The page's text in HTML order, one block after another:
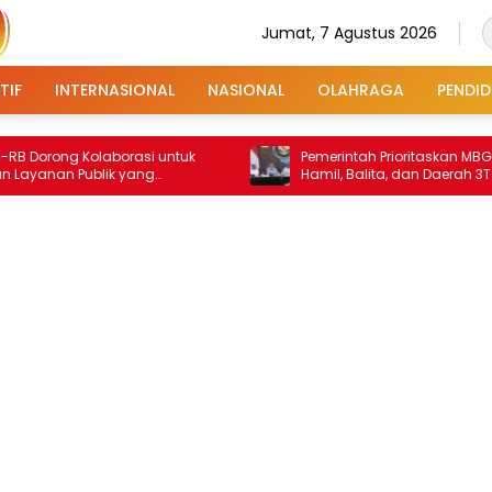
Jumat, 7 Agustus 2026
INTERNASIONAL NASIONAL OLAHRAGA
Kolaborasi untuk
Publik yang
Pemerintah Prioritaskan MBG untuk Ibu
Hamil, Balita, dan Daerah 3T